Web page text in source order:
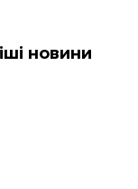
новини